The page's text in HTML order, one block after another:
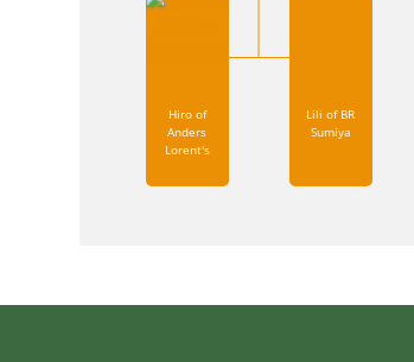
Hiro of
Anders
Lorent's
Lili of BR
Sumiya